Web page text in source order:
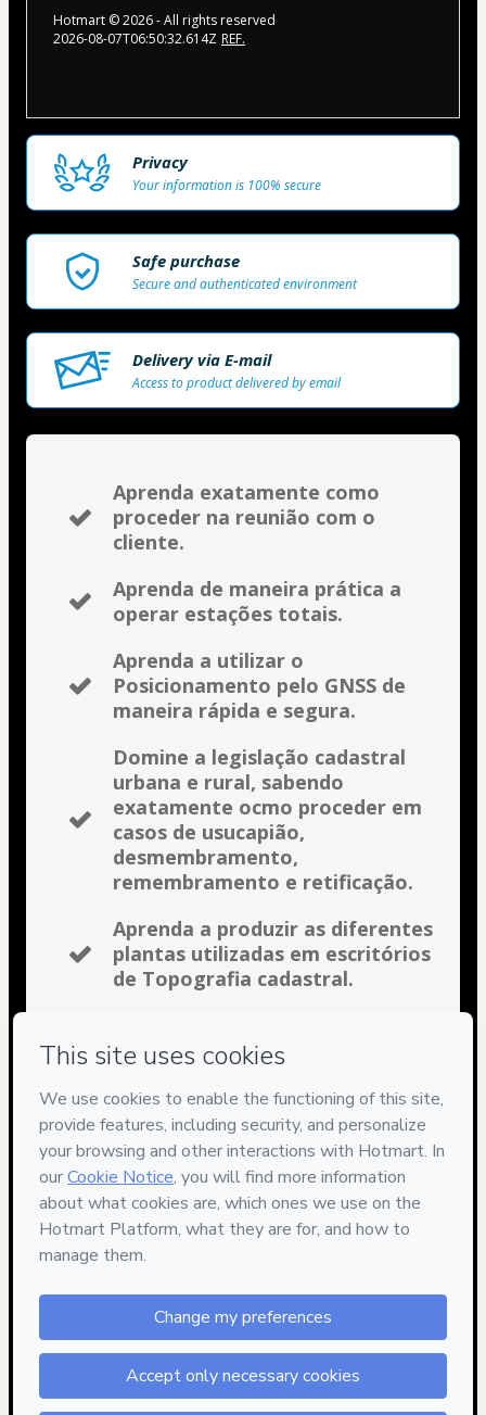
Hotmart ©2026- All rights reserved
2026-08-07T06:50:32.614Z REF.
Privacy
Your information is 100% secure
Safe purchase
Secure and authenticated environment
Delivery via E-mail
Access to product delivered by email
Aprenda exatamente como
proceder na reunião com o
cliente.
Aprenda de maneira prática a
operar estações totais.
Aprenda a utilizar o
Posicionamento pelo GNSS de
maneira rápida e segura.
Domine a legislação cadastral
urbana e rural, sabendo
exatamente ocmo proceder em
casos de usucapião,
desmembramento,
remembramento e retificação.
Aprenda a produzir as diferentes
plantas utilizadas em escritórios
de Topografia cadastral.
tipos de memoriais descritivos e
técnicas necessárias.
Descubra quais são as
especificidades dos profissionais
de registro e aprenda
exatamente como proceder
junto ao registro de imóveis. 2
garantidos.
Garantia de 30 dias. Sua
satisfação garantida.